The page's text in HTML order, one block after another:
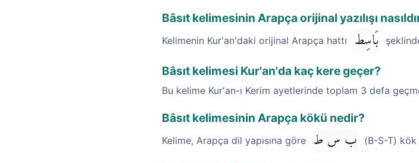
Bâsıt kelimesinin Arapça orijinal yazılışı
Kelimenin Kur'an'daki orijinal Arapça hattı بَاسِط
Bâsıt kelimesi Kur'an'da kaç kere geçer?
Bu kelime Kur'an-ı Kerim ayetlerinde toplam 3 defa
Bâsıt kelimesinin Arapça kökü nedir?
Kelime, Arapça dil yapısına göre ب س ط (B-S-T)